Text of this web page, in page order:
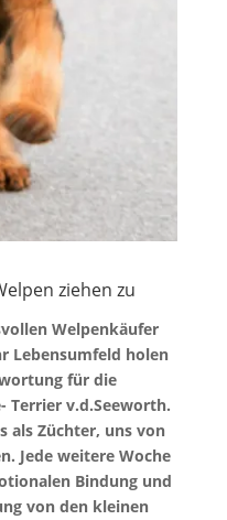
ziehen zu
Welpenkäufer
Lebensumfeld holen
für die
Terrier v.d.Seeworth.
als Züchter, uns von
Jede weitere Woche
Bindung und
von den kleinen